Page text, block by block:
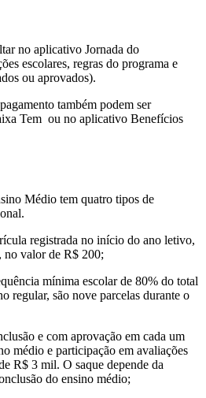
no aplicativo Jornada do
escolares, regras do programa e
ou aprovados).
também podem ser
Tem ou no aplicativo Benefícios
Médio tem quatro tipos de
registrada no início do ano letivo,
no valor de R$ 200;
mínima escolar de 80% do total
regular, são nove parcelas durante o
e com aprovação em cada um
médio e participação em avaliações
R$ 3 mil. O saque depende da
do ensino médio;